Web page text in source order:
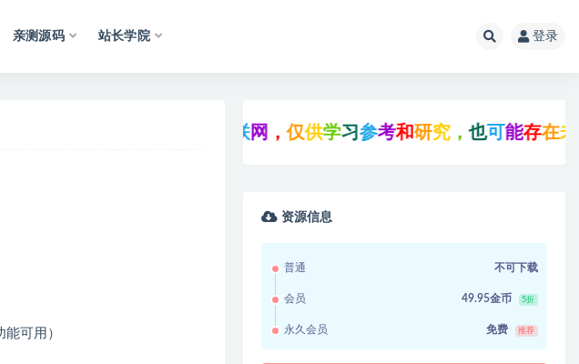
亲测源码 站长学院 登录
可用）
供学 习参考和研究，也可能 存在未知的BU
资源信息
普通 不可下载
会员 49.95金币 5折
永久会员 免费 推荐